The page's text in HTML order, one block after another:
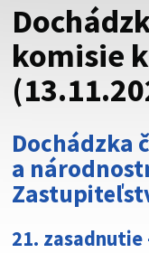
Táto stránka je
Buďte pozorní a
cez zabezpečenú
komisie
Dochádzka
a
21. zasadnutie